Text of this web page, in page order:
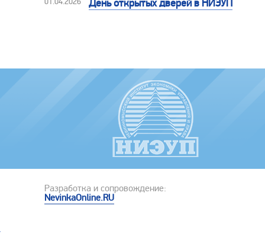
День открытых дверей в НИЭУП
Разработка и сопровождение:
NevinkaOnline.RU